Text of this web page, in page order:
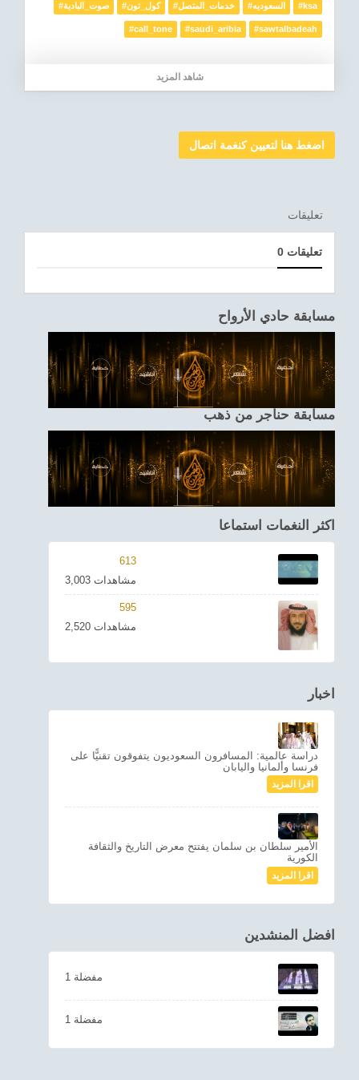
#صوت_البادية #كول_تون #خدمات_المتصل #السعوديه #ksa
#call_tone #saudi_aribia #sawtalbadeah
شاهد المزيد
اضغط هنا لتعيين كنغمة اتصال
تعليقات
0 تعليقات
مسابقة حادي الأرواح
مسابقة حناجر من ذهب
اكثر النغمات استماعا
613
3,003 مشاهدات
595
2,520 مشاهدات
اخبار
دراسة عالمية: المسافرون السعوديون يتفوقون تقنيًّا على
فرنسا وألمانيا واليابان
اقرا المزيد
الأمير سلطان بن سلمان يفتتح معرض التاريخ والثقافة
الكورية
اقرا المزيد
افضل المنشدين
1 مفضلة
1 مفضلة